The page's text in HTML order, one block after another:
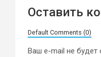
Оставить
Default Comments (0)
Ваш e-mail не будет